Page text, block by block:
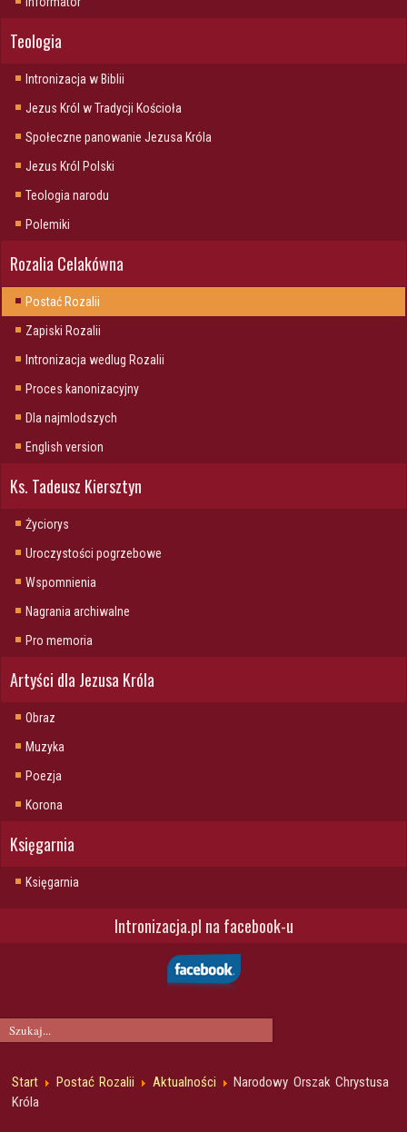
Teologia
Intronizacja w Biblii
Jezus Król w Tradycji Kościoła
Społeczne panowanie Jezusa Króla
Jezus Król Polski
Teologia narodu
Polemiki
Rozalia Celakówna
Postać Rozalii
Zapiski Rozalii
Intronizacja wedlug Rozalii
Proces kanonizacyjny
Dla najmlodszych
English version
Ks. Tadeusz Kiersztyn
Życiorys
Uroczystości pogrzebowe
Wspomnienia
Nagrania archiwalne
Pro memoria
Artyści dla Jezusa Króla
Obraz
Muzyka
Poezja
Korona
Księgarnia
Księgarnia
Intronizacja.pl na facebook-u
Start Postać Rozalii Aktualności
Narodowy Orszak Chrystusa
Króla